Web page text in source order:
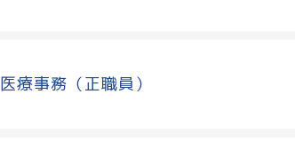
医療事務（正職員）